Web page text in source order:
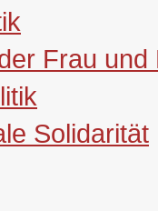
Frau und
Solidarität